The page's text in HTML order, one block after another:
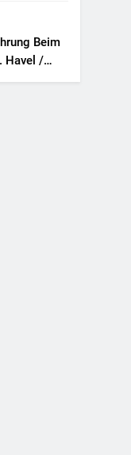
Beim
Havel /
Des